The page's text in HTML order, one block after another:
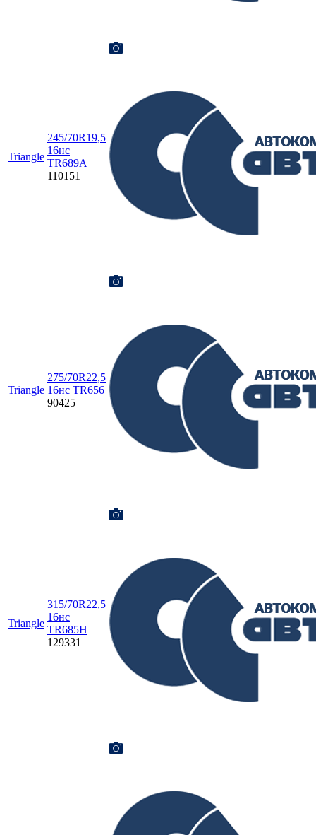
Triangle
245/70R19,5
16нс
TR689A
110151
Triangle
275/70R22,5
16нc TR656
90425
Triangle
315/70R22,5
16нс
TR685H
129331